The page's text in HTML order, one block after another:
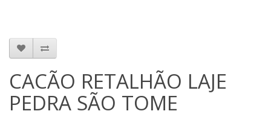
CACÃO RETALHÃO LAJE
PEDRA SÃO TOME